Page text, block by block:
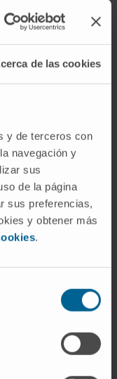
de las cookies
y de terceros con
navegación y
sus
de la página
sus preferencias,
y obtener más
.
tejidos
confusión
las
y el
del 1 % de
mucho
del
el calcio de